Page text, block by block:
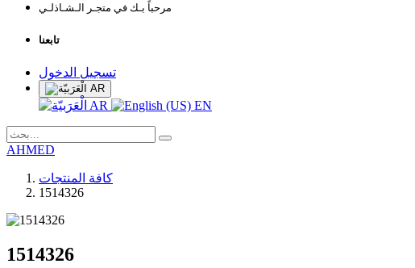
مرحباً بـك في متجـر الـشـاذلـي
تابعنا
تسجيل الدخول
AR
AR EN
AHMED
كافة المنتجات
1514326
1514326